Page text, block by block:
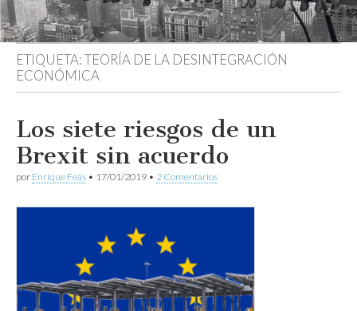
ETIQUETA:TEORÍA DE LA DESINTEGRACIÓN
ECONÓMICA
Los siete riesgos de un
Brexit sin acuerdo
por Enrique Feás • 17/01/2019 • 2 Comentarios